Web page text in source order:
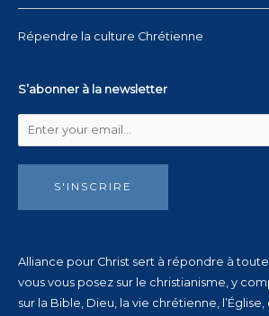
Répendre la culture Chrétienne
S’abonner à la newsletter
S'INSCRIRE
Alliance pour Christ sert à répondre à
vous vous posez sur le christianisme, y
sur la Bible, Dieu, la vie chrétienne,